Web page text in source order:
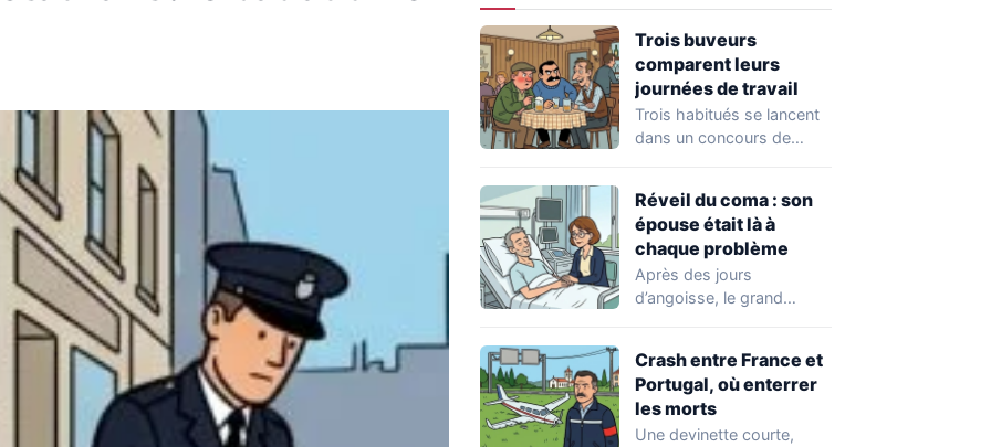
Trois buveurs
comparent leurs
journées de travail
Trois habitués se lancent
dans un concours de
impressionner…
Réveil du coma : son
épouse était là à
chaque problème
Après des jours
d’angoisse, le grand
Crash entre France et
Portugal, où enterrer
les morts
Une devinette courte,